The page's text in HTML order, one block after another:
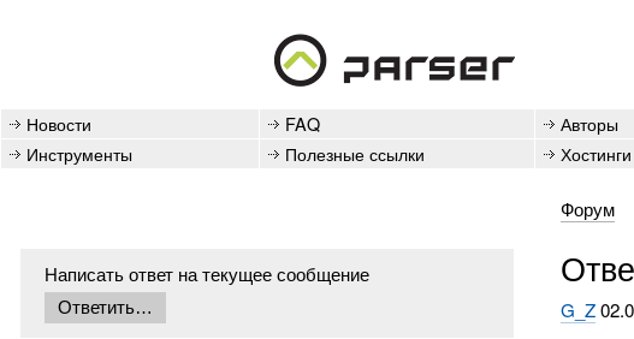
Новости FAQ Авторы
Инструменты
Полезные ссылки Хостинги
Форум
Написать ответ на текущее сообщение
G_Z